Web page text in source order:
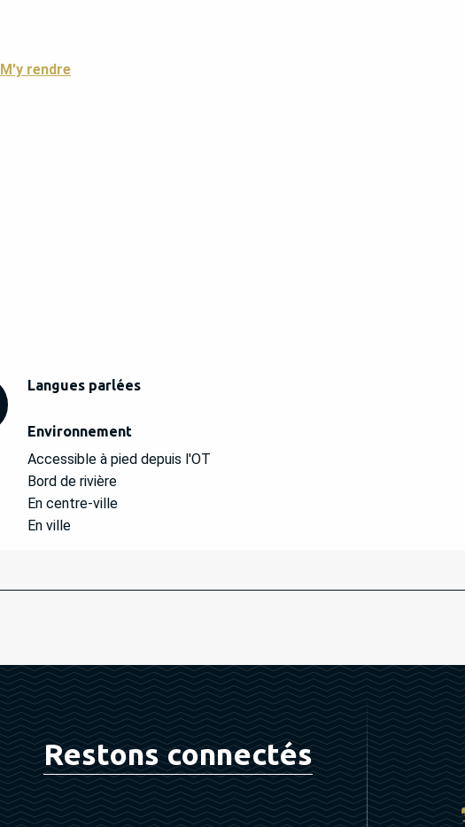
M'y rendre
Langues parlées
Langues parlées
Environnement
Environnement
Accessible à pied depuis l'OT
Bord de rivière
En centre-ville
En ville
Restons connectés